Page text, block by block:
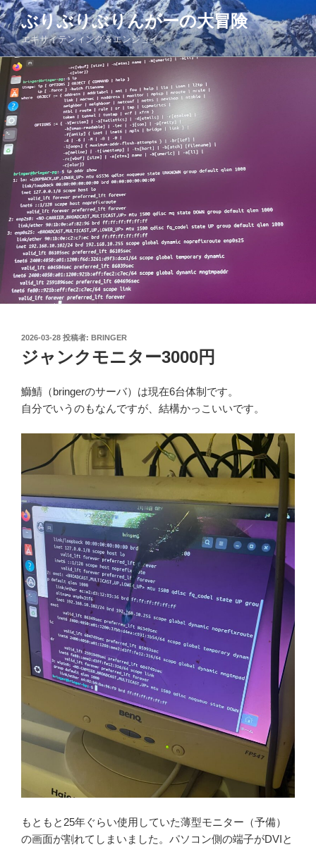
コ
ン
テ
ン
ツ
ス
キ
ッ
ぶりぶりぶりんがーの大冒険
エキサイテンィング＆エンジョイ
投
稿
日:
2026-03-28 投稿者: BRINGER
ジャンクモニター3000円
鰤鯖（bringerのサーバ）は現在6台体制です。
自分でいうのもなんですが、結構かっこいいです。
もともと25年ぐらい使用していた薄型モニター（予備）
の画面が割れてしまいました。パソコン側の端子がDVIと